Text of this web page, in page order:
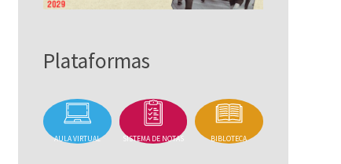
Plataformas
AULA VIRTUAL SISTEMA DE NOTAS BIBLOTECA